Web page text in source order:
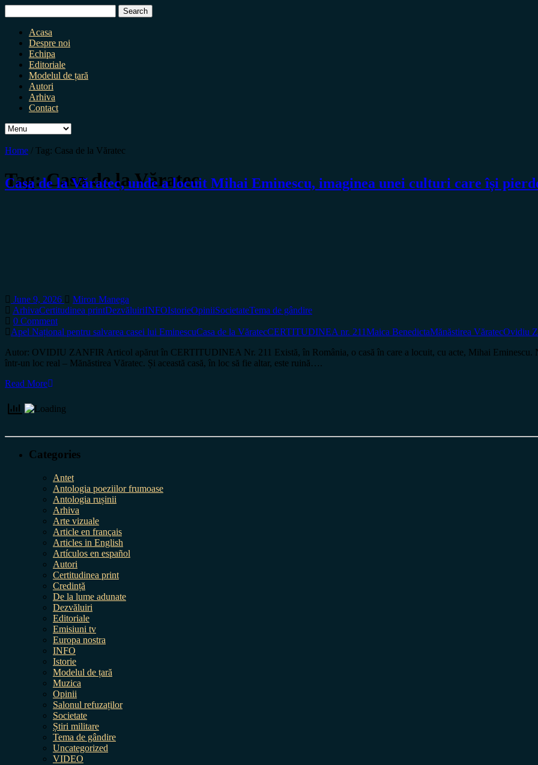
for:
Acasa
Despre noi
Echipa
Editoriale
Modelul de țară
Autori
Arhiva
Contact
Home / Tag: Casa de la Văratec
Tag:Casa de la Văratec
Casa de la Văratec, unde a locuit Mihai Eminescu, imaginea unei culturi care își
June 9, 2026
Miron Manega
ArhivaCertitudinea printDezvăluiriINFOIstorieOpiniiSocietateTema de gândire
0 Comment
Apel Național pentru salvarea casei lui EminescuCasa de la VăratecCERTITUDINEA nr. 211Maica BenedictaMănăstirea VăratecOvidiu
Autor: OVIDIU ZANFIR Articol apărut în CERTITUDINEA Nr. 211 Există, în România, o casă în care a locuit, cu acte, Mihai Eminescu.
într-un loc real – Mănăstirea Văratec. Și această casă, în loc să fie altar, este ruină….
Read More
Categories
Antet
Antologia poeziilor frumoase
Antologia rușinii
Arhiva
Arte vizuale
Article en français
Articles in English
Artículos en español
Autori
Certitudinea print
Credință
De la lume adunate
Dezvăluiri
Editoriale
Emisiuni tv
Europa nostra
INFO
Istorie
Modelul de țară
Muzica
Opinii
Salonul refuzaților
Societate
Știri militare
Tema de gândire
Uncategorized
VIDEO